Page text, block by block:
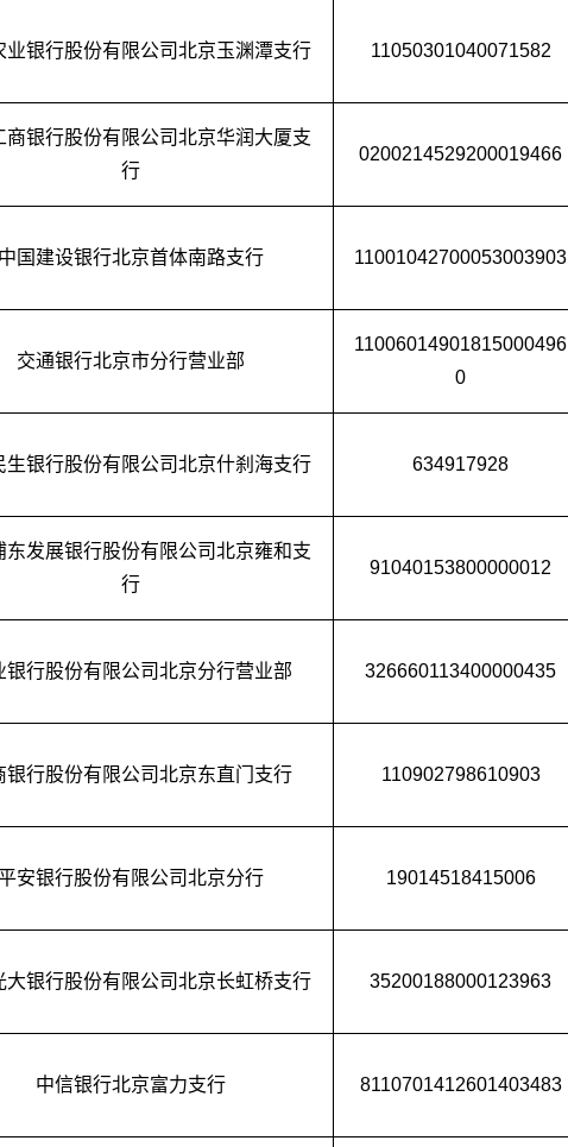
业银行股份有限公司北京玉渊潭支行 11050301040071582
商银行股份有限公司北京华润大厦支
行
0200214529200019466
中国建设银行北京首体南路支行 11001042700053003903
交通银行北京市分行营业部
11006014901815000496
0
生银行股份有限公司北京什刹海支行 634917928
东发展银行股份有限公司北京雍和支
行
91040153800000012
银行股份有限公司北京分行营业部 326660113400000435
银行股份有限公司北京东直门支行 110902798610903
安银行股份有限公司北京分行 19014518415006
大银行股份有限公司北京长虹桥支行 35200188000123963
中信银行北京富力支行 8110701412601403483